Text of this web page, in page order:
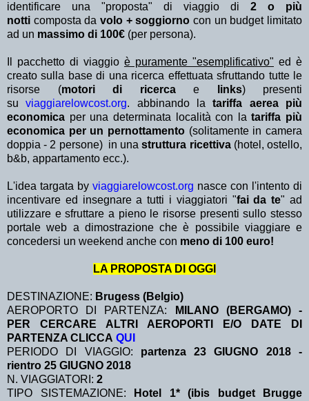
identificare una "proposta" di viaggio di 2 o più
notti composta davolo + soggiorno con un budget limitato
ad un massimo di 100€ (per persona).
Il pacchetto di viaggio è puramente "esemplificativo" ed è
creato sulla base di una ricerca effettuata sfruttando tutte le
risorse (motori di ricerca e links) presenti
suviaggiarelowcost.org. abbinando la tariffa aerea più
economica per una determinata località con latariffa più
economica per un pernottamento (solitamente in camera
doppia - 2 persone) in unastruttura ricettiva(hotel, ostello,
b&b, appartamento ecc.).
L'idea targata by viaggiarelowcost.org nasce con l'intento di
incentivare ed insegnare a tutti i viaggiatori "fai da te" ad
utilizzare e sfruttare a pieno le risorse presenti sullo stesso
portale web a dimostrazione che è possibile viaggiare e
concedersi un weekend anche con meno di 100 euro!
LA PROPOSTA DI OGGI
DESTINAZIONE: Brugess (Belgio)
AEROPORTO DI PARTENZA:
MILANO (BERGAMO) -
PER CERCARE ALTRI AEROPORTI E/O DATE DI
PARTENZA CLICCA QUI
PERIODO DI VIAGGIO: partenza 23 GIUGNO 2018-
rientro 25 GIUGNO 2018
N. VIAGGIATORI: 2
TIPO SISTEMAZIONE:
Hotel 1* (ibis budget Brugge